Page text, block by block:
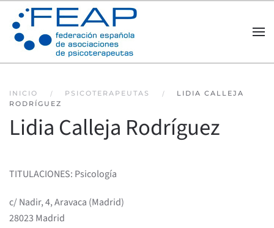
Skip to main content
INICIO PSICOTERAPEUTAS
LIDIA CALLEJA
RODRÍGUEZ
Lidia Calleja Rodríguez
TITULACIONES: Psicología
c/ Nadir, 4, Aravaca (Madrid)
28023 Madrid